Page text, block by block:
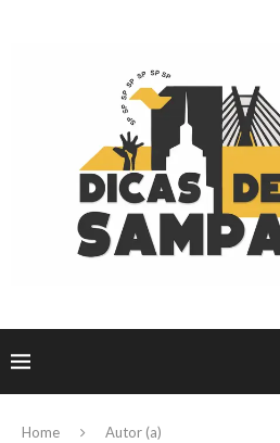
Home Autor (a)